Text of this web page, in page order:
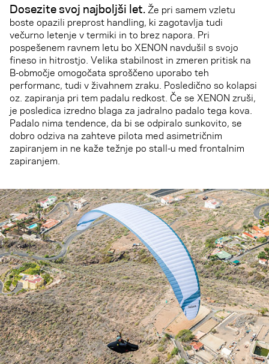
Dosezite svoj najboljši let. Že pri samem vzletu
boste opazili preprost handling, ki zagotavlja tudi
večurno letenje v termiki in to brez napora. Pri
pospešenem ravnem letu bo XENON navdušil s svojo
fineso in hitrostjo. Velika stabilnost in zmeren pritisk na
B-območje omogočata sproščeno uporabo teh
performanc, tudi v živahnem zraku. Posledično so kolapsi
oz. zapiranja pri tem padalu redkost. Če se XENON zruši,
je posledica izredno blaga za jadralno padalo tega kova.
Padalo nima tendence, da bi se odpiralo sunkovito, se
dobro odziva na zahteve pilota med asimetričnim
zapiranjem in ne kaže težnje po stall-u med frontalnim
zapiranjem.